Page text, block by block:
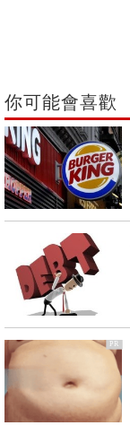
你可能會喜歡
PR